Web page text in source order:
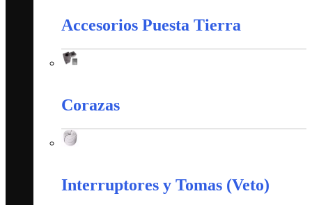
Accesorios Puesta Tierra
Corazas
Interruptores y Tomas (Veto)